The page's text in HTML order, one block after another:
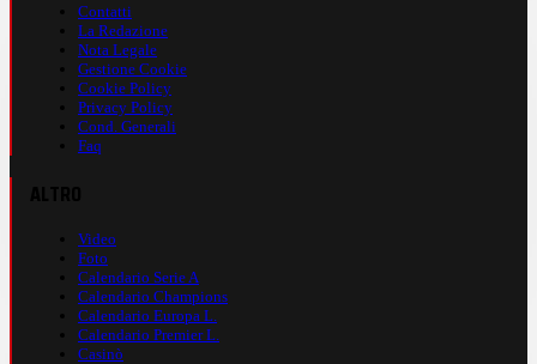
Contatti
La Redazione
Nota Legale
Gestione Cookie
Cookie Policy
Privacy Policy
Cond. Generali
Faq
Video
Foto
Calendario Serie A
Calendario Champions
Calendario Europa L.
Calendario Premier L.
Casinò